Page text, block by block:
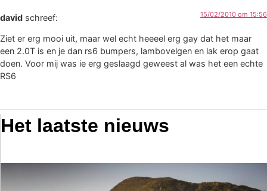
david schreef: 15/02/2010 om 15:56
Ziet er erg mooi uit, maar wel echt heeeel erg gay dat het maar
een 2.0T is en je dan rs6 bumpers, lambovelgen en lak erop gaat
doen. Voor mij was ie erg geslaagd geweest al was het een echte
RS6
Het laatste nieuws